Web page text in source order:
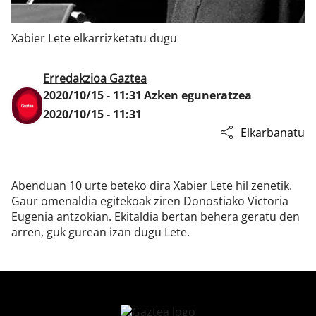
Xabier Lete elkarrizketatu dugu
Erredakzioa Gaztea
2020/10/15 - 11:31 Azken eguneratzea
2020/10/15 - 11:31
Elkarbanatu
Abenduan 10 urte beteko dira Xabier Lete hil zenetik.
Gaur omenaldia egitekoak ziren Donostiako Victoria
Eugenia antzokian. Ekitaldia bertan behera geratu den
arren, guk gurean izan dugu Lete.